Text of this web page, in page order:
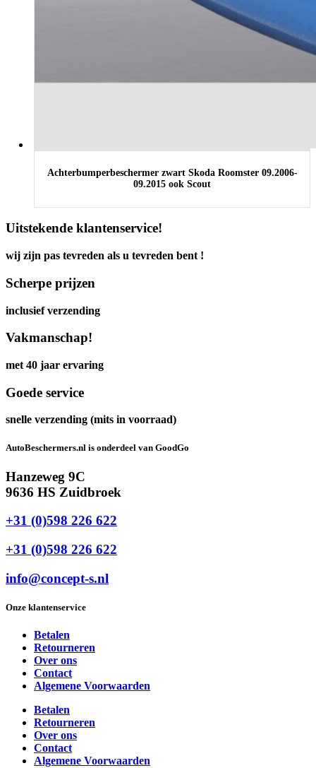
Achterbumperbeschermer zwart Skoda Roomster 09.2006-
09.2015 ook Scout
Uitstekende klantenservice!
wij zijn pas tevreden als u tevreden bent !
Scherpe prijzen
inclusief verzending
Vakmanschap!
met 40 jaar ervaring
Goede service
snelle verzending (mits in voorraad)
AutoBeschermers.nl is onderdeel van GoodGo
Hanzeweg 9C
9636 HS Zuidbroek
+31 (0)598 226 622
+31 (0)598 226 622
info@concept-s.nl
Onze klantenservice
Betalen
Retourneren
Over ons
Contact
Algemene Voorwaarden
Betalen
Retourneren
Over ons
Contact
Algemene Voorwaarden